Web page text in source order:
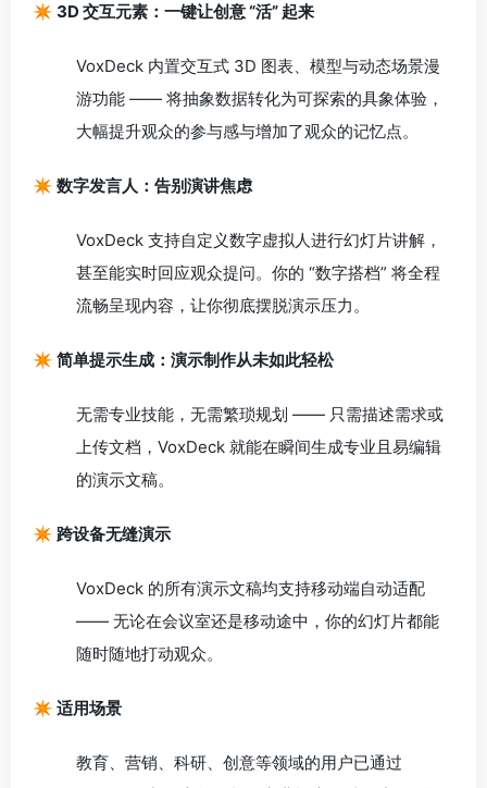
✴️ 3D 交互元素：一键让创意 “活” 起来
VoxDeck 内置交互式 3D 图表、模型与动态场景漫
游功能 —— 将抽象数据转化为可探索的具象体验，
大幅提升观众的参与感与增加了观众的记忆点。
✴️ 数字发言人：告别演讲焦虑
VoxDeck 支持自定义数字虚拟人进行幻灯片讲解，
甚至能实时回应观众提问。你的 “数字搭档” 将全程
流畅呈现内容，让你彻底摆脱演示压力。
✴️ 简单提示生成：演示制作从未如此轻松
无需专业技能，无需繁琐规划 —— 只需描述需求或
上传文档，VoxDeck 就能在瞬间生成专业且易编辑
的演示文稿。
✴️ 跨设备无缝演示
VoxDeck 的所有演示文稿均支持移动端自动适配
—— 无论在会议室还是移动途中，你的幻灯片都能
随时随地打动观众。
✴️ 适用场景
教育、营销、科研、创意等领域的用户已通过